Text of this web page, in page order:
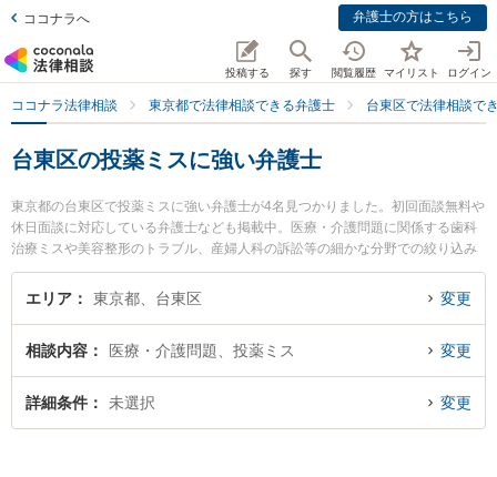
ココナラへ 弁護士の方はこちら
投稿する 探す 閲覧履歴 マイリスト ログイン
ココナラ法律相談 東京都で法律相談できる弁護士 台東区で法律相談で
台東区の投薬ミスに強い弁護士
東京都の台東区で投薬ミスに強い弁護士が4名見つかりました。初回面談無料や
休日面談に対応している弁護士なども掲載中。医療・介護問題に関係する歯科
治療ミスや美容整形のトラブル、産婦人科の訴訟等の細かな分野での絞り込み
検索もでき便利です。特に弁護士法人越野・髙本法律事務所の髙本 紗斗美弁護
士やKBM法律事務所の宮本 健太弁護士、松澤経営法律事務所の松澤 功弁護士の
薬ミスのトラブル解決の実績豊富な近くの弁護士を検索したい』『初回相談無
料で投薬ミスを法律相談できる台東区内の弁護士に相談予約したい』などでお
困りの相談者さんにおすすめです。
エリア 東京都、台東区 変更
相談内容 医療・介護問題、投薬ミス 変更
詳細条件 未選択 変更